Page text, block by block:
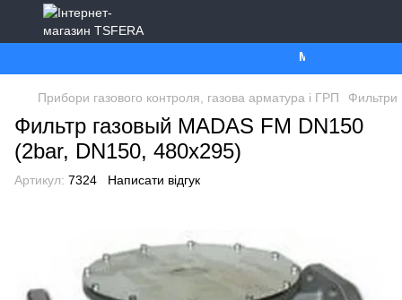
Ми працюємо. Все
Прибори газового контроля, газова арматура і ГРП Фильтри
Фильтр газовый MADAS FM DN150
(2bar, DN150, 480x295)
Артикул: 7324 Написати відгук